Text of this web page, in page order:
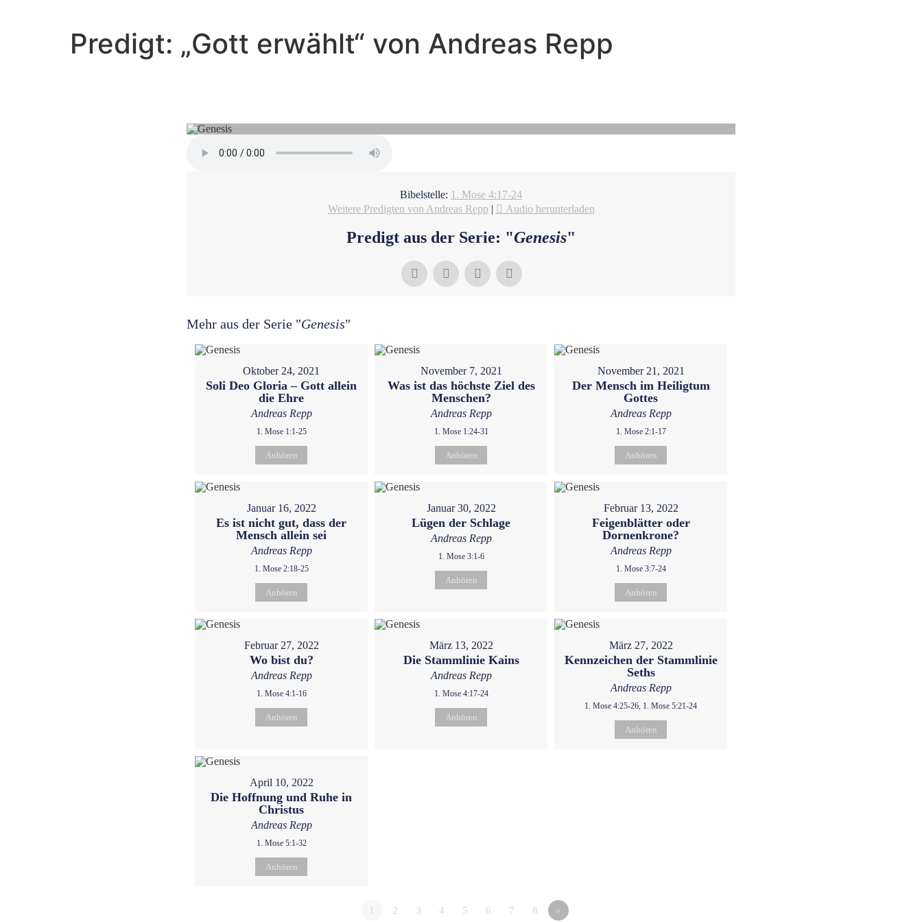
Predigt: „Gott erwählt“ von Andreas Repp
Bibelstelle: 1. Mose 4:17-24
Weitere Predigten von Andreas Repp | Audio herunterladen
Predigt aus der Serie: "Genesis"
Mehr aus der Serie "Genesis"
Oktober 24, 2021
Soli Deo Gloria – Gott allein
die Ehre
Andreas Repp
1. Mose 1:1-25
Anhören
November 7, 2021
Was ist das höchste Ziel des
Menschen?
Andreas Repp
1. Mose 1:24-31
Anhören
November 21, 2021
Der Mensch im Heiligtum
Gottes
Andreas Repp
1. Mose 2:1-17
Anhören
Januar 16, 2022
Es ist nicht gut, dass der
Mensch allein sei
Andreas Repp
1. Mose 2:18-25
Anhören
Januar 30, 2022
Lügen der Schlage
Andreas Repp
1. Mose 3:1-6
Anhören
Februar 13, 2022
Feigenblätter oder
Dornenkrone?
Andreas Repp
1. Mose 3:7-24
Anhören
Februar 27, 2022
Wo bist du?
Andreas Repp
1. Mose 4:1-16
Anhören
März 13, 2022
Die Stammlinie Kains
Andreas Repp
1. Mose 4:17-24
Anhören
März 27, 2022
Kennzeichen der Stammlinie
Seths
Andreas Repp
1. Mose 4:25-26, 1. Mose 5:21-24
Anhören
April 10, 2022
Die Hoffnung und Ruhe in
Christus
Andreas Repp
1. Mose 5:1-32
Anhören
1 2 3 4 5 6 7 8 »